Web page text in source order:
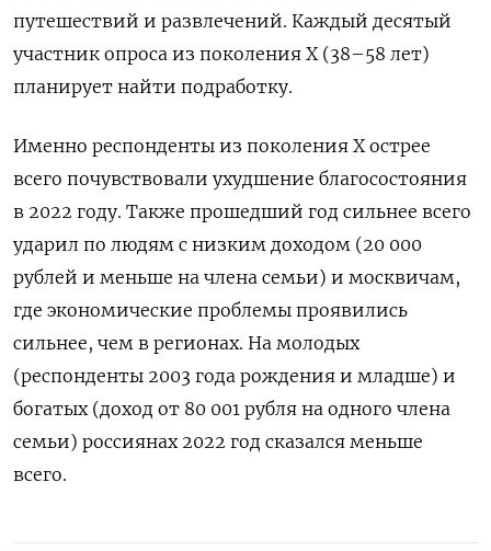
путешествий и развлечений. Каждый десятый
участник опроса из поколения X (38–58 лет)
планирует найти подработку.
Именно респонденты из поколения Х острее
всего почувствовали ухудшение благосостояния
в 2022 году. Также прошедший год сильнее всего
ударил по людям с низким доходом (20 000
рублей и меньше на члена семьи) и москвичам,
где экономические проблемы проявились
сильнее, чем в регионах. На молодых
(респонденты 2003 года рождения и младше) и
богатых (доход от 80 001 рубля на одного члена
семьи) россиянах 2022 год сказался меньше
всего.